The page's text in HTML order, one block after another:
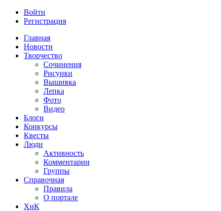
Войти
Регистрация
Главная
Новости
Творчество
Сочинения
Рисунки
Вышивка
Лепка
Фото
Видео
Блоги
Конкурсы
Квесты
Люди
Активность
Комментарии
Группы
Справочная
Правила
О портале
ХиК